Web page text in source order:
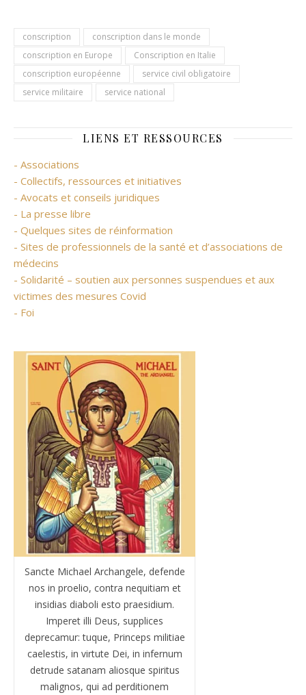
conscription
conscription dans le monde
conscription en Europe
Conscription en Italie
conscription européenne
service civil obligatoire
service militaire
service national
LIENS ET RESSOURCES
- Associations
- Collectifs, ressources et initiatives
- Avocats et conseils juridiques
- La presse libre
- Quelques sites de réinformation
- Sites de professionnels de la santé et d’associations de
médecins
- Solidarité – soutien aux personnes suspendues et aux
victimes des mesures Covid
- Foi
Sancte Michael Archangele, defende
nos in proelio, contra nequitiam et
insidias diaboli esto praesidium.
Imperet illi Deus, supplices
deprecamur: tuque, Princeps militiae
caelestis, in virtute Dei, in infernum
detrude satanam aliosque spiritus
malignos, qui ad perditionem